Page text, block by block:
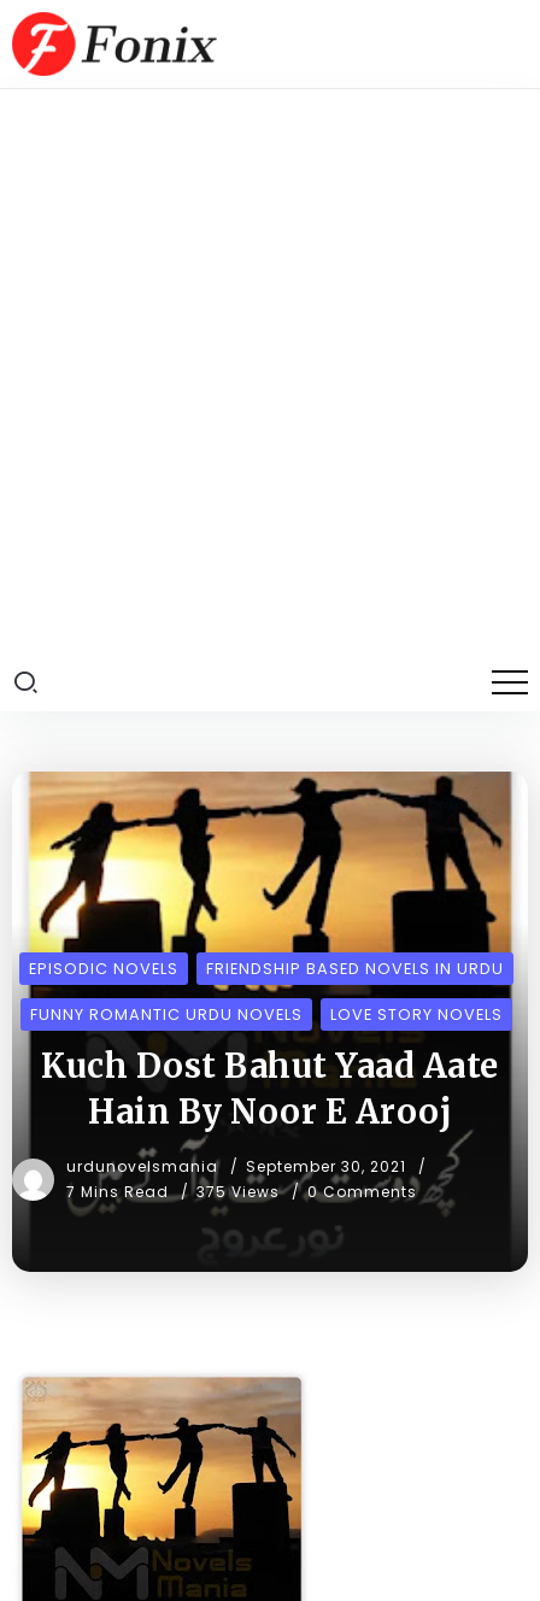
EPISODIC NOVELS FRIENDSHIP BASED NOVELS IN URDU
FUNNY ROMANTIC URDU NOVELS LOVE STORY NOVELS
Kuch Dost Bahut Yaad Aate
Hain By Noor E Arooj
urdunovelsmania
September 30, 2021
7 Mins Read
375 Views 0 Comments